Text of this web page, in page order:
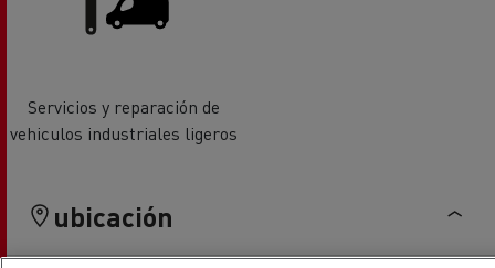
Servicios y reparación de
vehiculos industriales ligeros
ubicación